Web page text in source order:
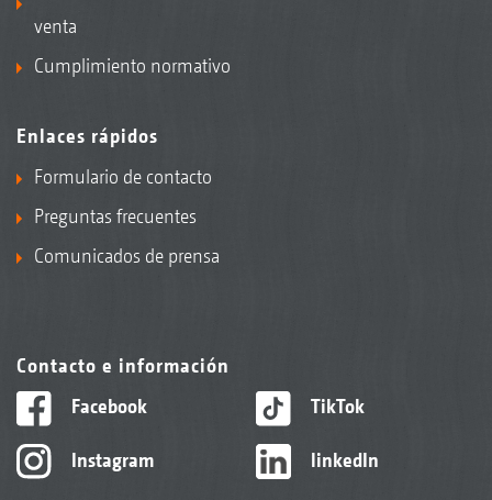
venta
Cumplimiento normativo
Enlaces rápidos
Formulario de contacto
Preguntas frecuentes
Comunicados de prensa
Contacto e información
Facebook
Instagram
TikTok
linkedIn